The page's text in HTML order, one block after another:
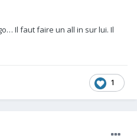
Il faut faire un all in sur lui. Il
1